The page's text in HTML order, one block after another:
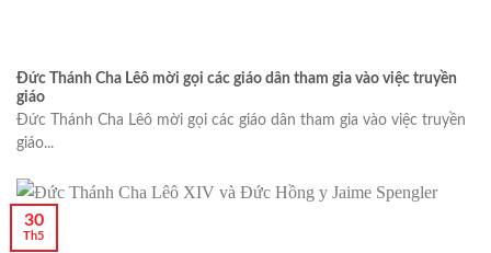
Đức Thánh Cha Lêô mời gọi các giáo dân tham gia vào việc truyền
giáo
Đức Thánh Cha Lêô mời gọi các giáo dân tham gia vào việc truyền
giáo...
30
Th5